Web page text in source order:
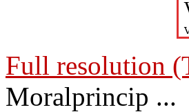
Full resolution
Moralprincip ...